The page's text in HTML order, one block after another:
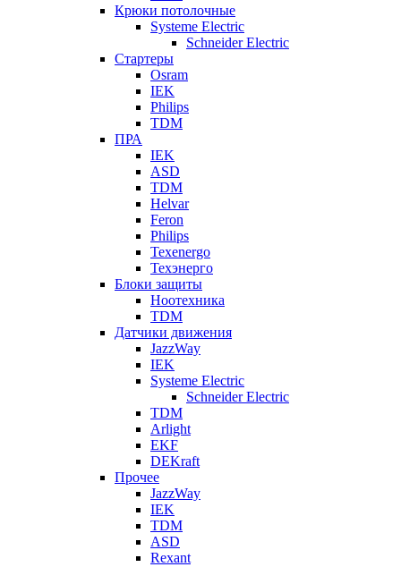
Крюки потолочные
Systeme Electric
Schneider Electric
Стартеры
Osram
IEK
Philips
TDM
ПРА
IEK
ASD
TDM
Helvar
Feron
Philips
Texenergo
Техэнерго
Блоки защиты
Ноотехника
TDM
Датчики движения
JazzWay
IEK
Systeme Electric
Schneider Electric
TDM
Arlight
EKF
DEKraft
Прочее
JazzWay
IEK
TDM
ASD
Rexant